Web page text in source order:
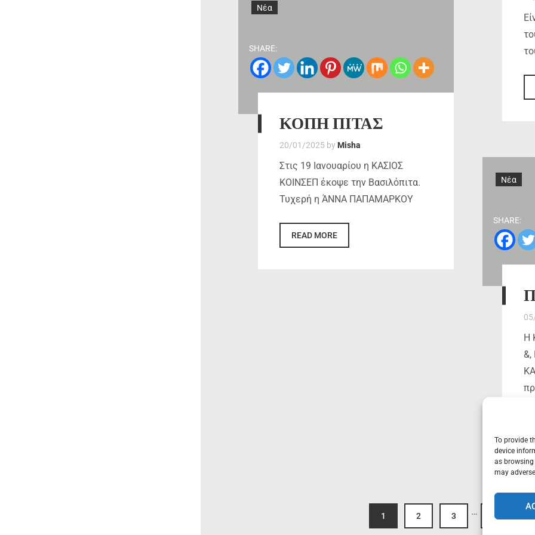
To provide
device
as
may
Νέα
SHARE:
ΚΟΠΗ ΠΙΤΑΣ
20/01/2025 by Misha
Στις 19 Ιανουαρίου η ΚΑΣΙΟΣ
ΚΟΙΝΣΕΠ έκοψε την Βασιλόπιτα.
Τυχερή η ΆΝΝΑ ΠΑΠΑΜΑΡΚΟΥ
READ MORE
Νέα
SHARE:
Η
1 2 3 … 7